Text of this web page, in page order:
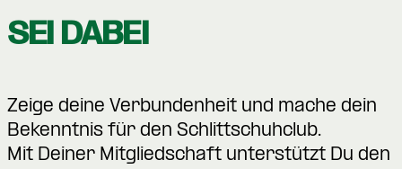
SEI DABEI
Zeige deine Verbundenheit und mache dein
Bekenntnis für den Schlittschuhclub.
Mit Deiner Mitgliedschaft unterstützt Du den